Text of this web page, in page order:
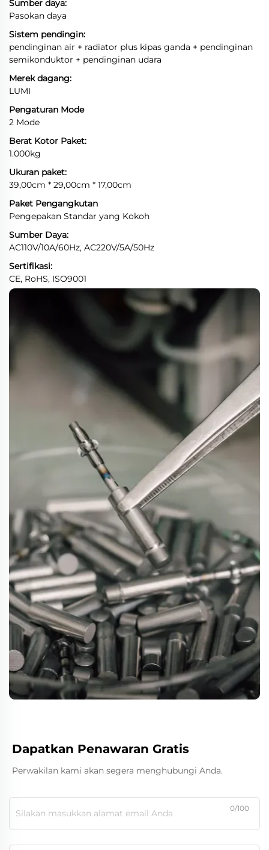
Sumber daya:
Pasokan daya
Sistem pendingin:
pendinginan air + radiator plus kipas ganda + pendinginan
semikonduktor + pendinginan udara
Merek dagang:
LUMI
Pengaturan Mode
2 Mode
Berat Kotor Paket:
1.000kg
Ukuran paket:
39,00cm * 29,00cm * 17,00cm
Paket Pengangkutan
Pengepakan Standar yang Kokoh
Sumber Daya:
AC110V/10A/60Hz, AC220V/5A/50Hz
Sertifikasi:
CE, RoHS, ISO9001
Dapatkan Penawaran Gratis
Perwakilan kami akan segera menghubungi Anda.
0/100